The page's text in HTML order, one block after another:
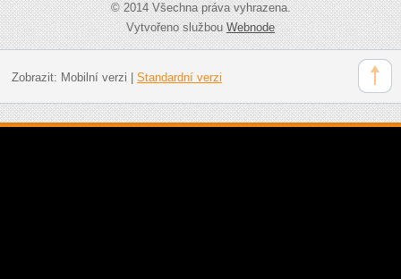
© 2014 Všechna práva vyhrazena.
Vytvořeno službouWebnode
Zobrazit: Mobilní verzi Standardní verzi